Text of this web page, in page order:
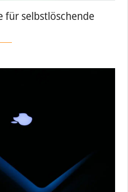
für selbstlöschende